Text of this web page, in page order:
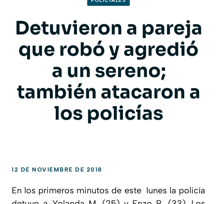
Detuvieron a pareja
que robó y agredió
a un sereno;
también atacaron a
los policías
12 DE NOVIEMBRE DE 2018
En los primeros minutos de este lunes la policía